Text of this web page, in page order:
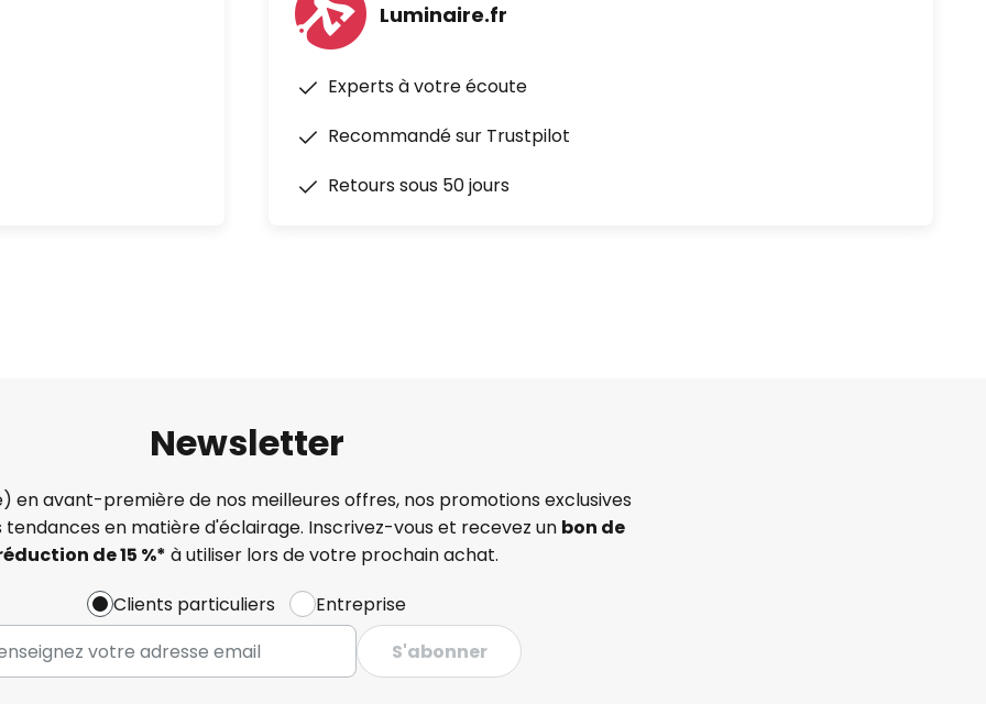
Luminaire.fr
Experts à votre écoute
Recommandé sur Trustpilot
Retours sous 50 jours
Newsletter
en avant-première de nos meilleures offres, nos promotions exclusives
tendances en matière d'éclairage. Inscrivez-vous et recevez un bon de
de 15 %* à utiliser lors de votre prochain achat.
Clients particuliers
Entreprise
S'abonner